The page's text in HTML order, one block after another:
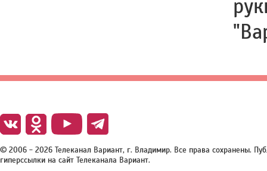
© 2006 - 2026 Телеканал Вариант, г. Владимир. Все права сохранены.
гиперссылки на сайт Телеканала Вариант.